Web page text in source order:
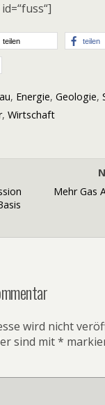
teilen teilen
, Energie, Geologie,
, Wirtschaft
Mehr Gas
wird nicht
sind mit*